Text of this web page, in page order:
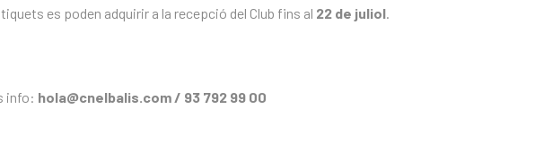
es poden adquirir a la recepció del Club fins al 22 de juliol.
info: hola@cnelbalis.com / 93 792 99 00